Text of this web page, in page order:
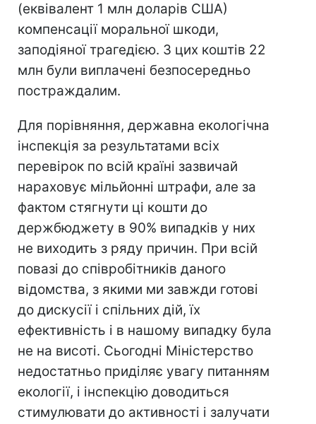
(еквівалент 1 млн доларів США)
компенсації моральної шкоди,
заподіяної трагедією. З цих коштів 22
млн були виплачені безпосередньо
постраждалим.
Для порівняння, державна екологічна
інспекція за результатами всіх
перевірок по всій країні зазвичай
нараховує мільйонні штрафи, але за
фактом стягнути ці кошти до
держбюджету в 90% випадків у них
не виходить з ряду причин. При всій
повазі до співробітників даного
відомства, з якими ми завжди готові
до дискусії і спільних дій, їх
ефективність і в нашому випадку була
не на висоті. Сьогодні Міністерство
недостатньо приділяє увагу питанням
екології, і інспекцію доводиться
стимулювати до активності і залучати